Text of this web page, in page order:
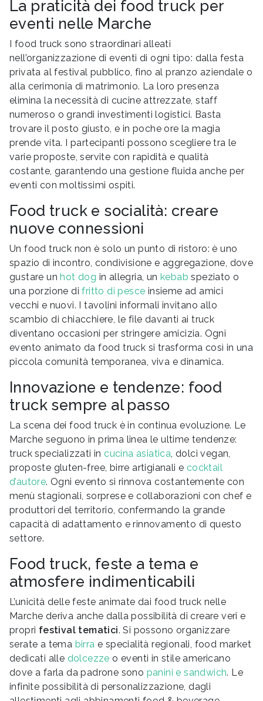
La praticità dei food truck per
eventi nelle Marche
I food truck sono straordinari alleati
nell’organizzazione di eventi di ogni tipo: dalla festa
privata al festival pubblico, fino al pranzo aziendale o
alla cerimonia di matrimonio. La loro presenza
elimina la necessità di cucine attrezzate, staff
numeroso o grandi investimenti logistici. Basta
trovare il posto giusto, e in poche ore la magia
prende vita. I partecipanti possono scegliere tra le
varie proposte, servite con rapidità e qualità
costante, garantendo una gestione fluida anche per
eventi con moltissimi ospiti.
Food truck e socialità: creare
nuove connessioni
Un food truck non è solo un punto di ristoro: è uno
spazio di incontro, condivisione e aggregazione, dove
gustare un hot dog in allegria, un kebab speziato o
una porzione difritto di pesce insieme ad amici
vecchi e nuovi. I tavolini informali invitano allo
scambio di chiacchiere, le file davanti ai truck
diventano occasioni per stringere amicizia. Ogni
evento animato da food truck si trasforma così in una
piccola comunità temporanea, viva e dinamica.
Innovazione e tendenze: food
truck sempre al passo
La scena dei food truck è in continua evoluzione. Le
Marche seguono in prima linea le ultime tendenze:
truck specializzati incucina asiatica, dolci vegan,
proposte gluten-free, birre artigianali e cocktail
d’autore. Ogni evento si rinnova costantemente con
menù stagionali, sorprese e collaborazioni con chef e
produttori del territorio, confermando la grande
capacità di adattamento e rinnovamento di questo
settore.
Food truck, feste a tema e
atmosfere indimenticabili
L’unicità delle feste animate dai food truck nelle
Marche deriva anche dalla possibilità di creare veri e
propri festival tematici. Si possono organizzare
serate a tema birra e specialità regionali, food market
dedicati alle dolcezze o eventi in stile americano
dove a farla da padrone sono panini e sandwich. Le
infinite possibilità di personalizzazione, dagli